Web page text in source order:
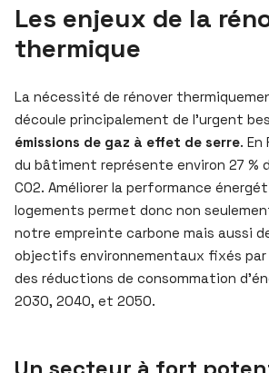
Les enjeux de la
thermique
La nécessité de rénover
découle principalement de l’urgent
émissions de gaz à effet de serre.
du bâtiment représente environ 27 %
CO2. Améliorer la performance
logements permet donc non
notre empreinte carbone mais aussi
objectifs environnementaux fixés par
des réductions de consommation
2030, 2040, et 2050.